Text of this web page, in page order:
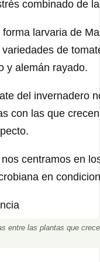
combinado de
larvaria de
de
y alemán rayado.
del invernadero
con las que
centramos en
en
entre las plantas que